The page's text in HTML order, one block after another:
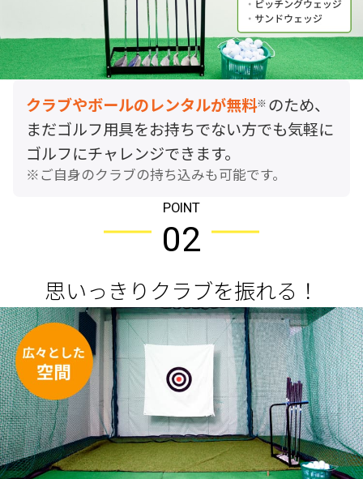
クラブやボールのレンタルが無料 のため、
まだゴルフ用具をお持ちでない方でも気軽に
ゴルフにチャレンジできます。
ご自身のクラブの持ち込みも可能です。
POINT
02
思いっきりクラブを振れる！